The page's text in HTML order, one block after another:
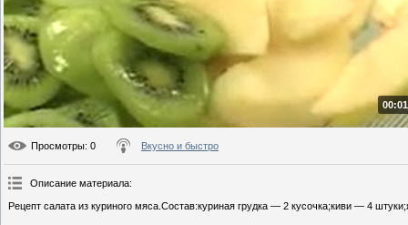
Просмотры: 0 Вкусно и быстро
Описание материала:
Рецепт салата из куриного мяса.Состав:куриная грудка — 2 кусочка;киви — 4